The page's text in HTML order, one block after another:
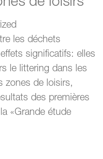
les déchets
significatifs: elles
le littering dans les
zones de loisirs,
des premières
«Grande étude